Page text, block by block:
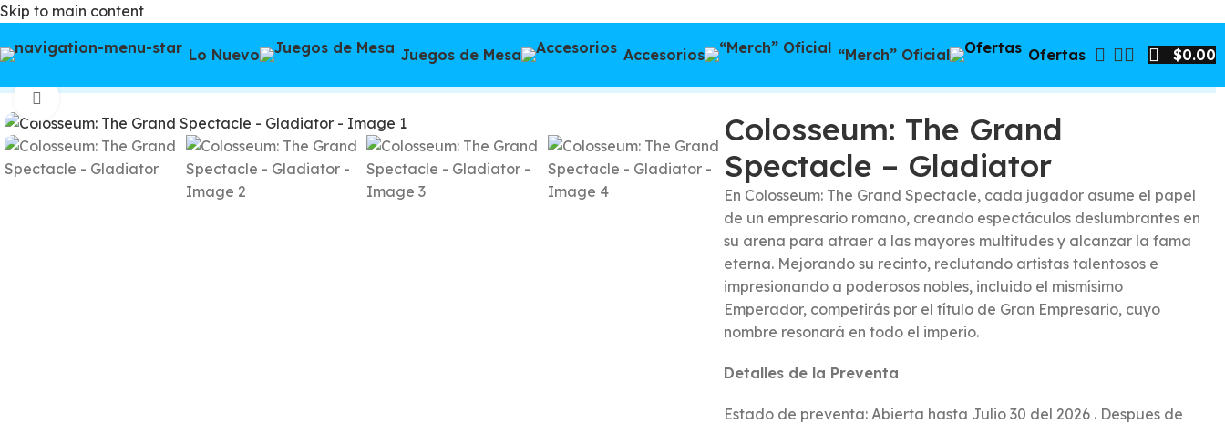
Skip to main content
Lo Nuevo Juegos de Mesa Accesorios “Merch” Oficial Ofertas $0.00
Watch video
Click to enlarge
Colosseum: The Grand
Spectacle – Gladiator
En Colosseum: The Grand Spectacle, cada jugador asume el papel
de un empresario romano, creando espectáculos deslumbrantes en
su arena para atraer a las mayores multitudes y alcanzar la fama
eterna. Mejorando su recinto, reclutando artistas talentosos e
impresionando a poderosos nobles, incluido el mismísimo
Emperador, competirás por el título de Gran Empresario, cuyo
nombre resonará en todo el imperio.
Detalles de la Preventa
Estado de preventa: Abierta hasta Julio 30 del 2026 . Despues de